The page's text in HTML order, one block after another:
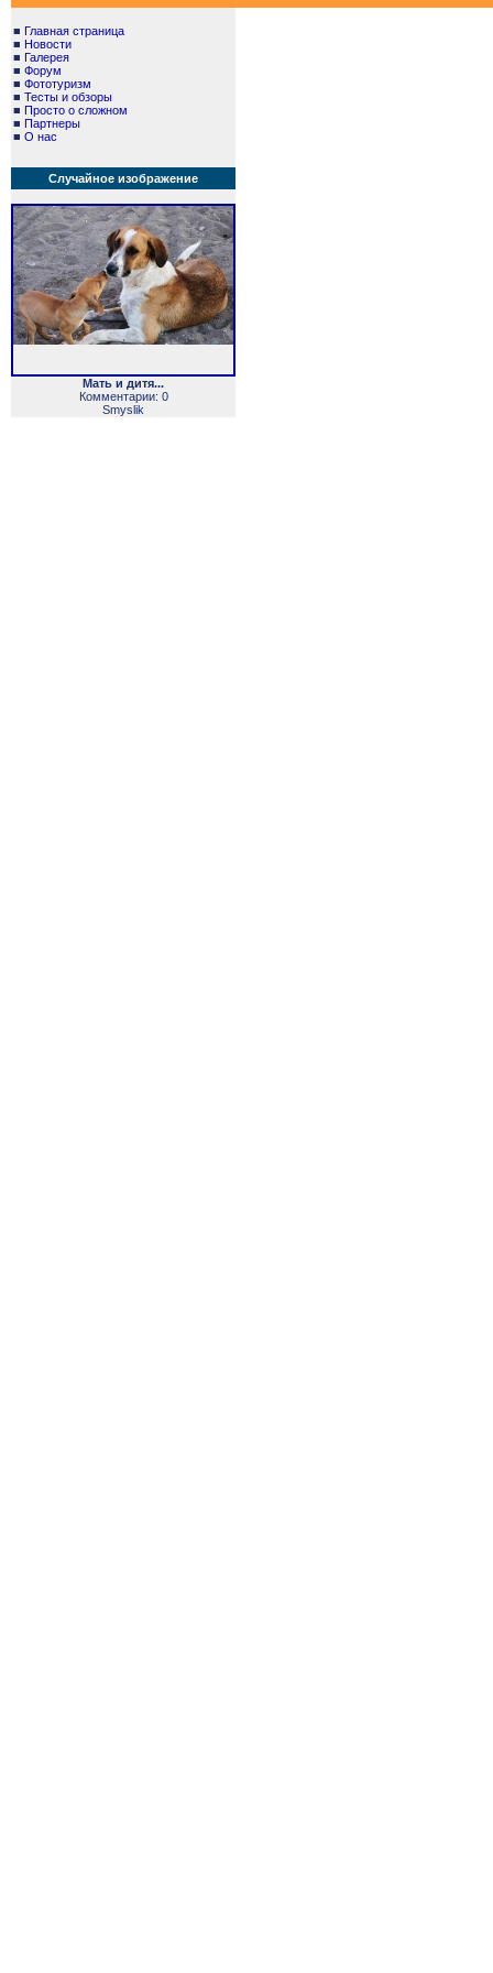
■ Главная страница
■ Новости
■ Галерея
■ Форум
■ Фототуризм
■ Тесты и обзоры
■ Просто о сложном
■ Партнеры
■ О нас
Случайное изображение
Мать и дитя...
Комментарии: 0
Smyslik